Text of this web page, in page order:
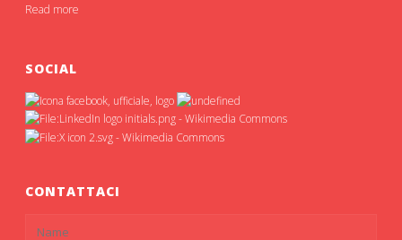
Read more
SOCIAL
CONTATTACI